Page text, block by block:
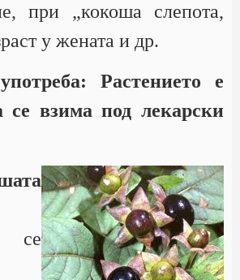
при „кокоша слепота,
у жената и др.
Растението е
се взима под лекарски